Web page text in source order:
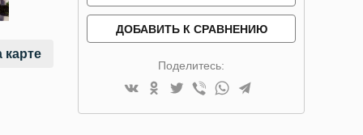
карте
ДОБАВИТЬ К СРАВНЕНИЮ
Поделитесь: